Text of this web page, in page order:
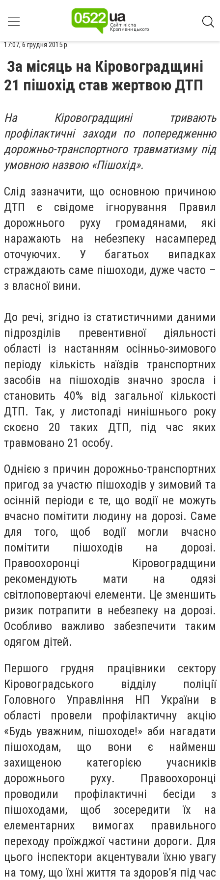
17:07, 6 грудня 2015 р.
За місяць на Кіровоградщині
21 пішохід став жертвою ДТП
На Кіровоградщині тривають
профілактичні заходи по попередженню
дорожньо-транспортного травматизму під
умовною назвою «Пішохід».
Слід зазначити, що основною причиною
ДТП є свідоме ігнорування Правил
дорожнього руху громадянами, які
наражають на небезпеку насамперед
оточуючих. У багатьох випадках
страждають саме пішоходи, дуже часто –
з власної вини.
До речі, згідно із статистичними даними
підрозділів превентивної діяльності
області із настанням осінньо-зимового
періоду кількість наїздів транспортних
засобів на пішоходів значно зросла і
становить 40% від загальної кількості
ДТП. Так, у листопаді нинішнього року
скоєно 20 таких ДТП, під час яких
травмовано 21 особу.
Однією з причин дорожньо-транспортних
пригод за участю пішоходів у зимовий та
осінній періоди є те, що водії не можуть
вчасно помітити людину на дорозі. Саме
для того, щоб водії могли вчасно
помітити пішоходів на дорозі.
Правоохоронці Кіровоградщини
рекомендують мати на одязі
світлоповертаючі елементи. Це зменшить
ризик потрапити в небезпеку на дорозі.
Особливо важливо забезпечити таким
одягом дітей.
Першого грудня працівники сектору
Кіровоградського відділу поліції
Головного Управління НП України в
області провели профілактичну акцію
«Будь уважним, пішоходе!» аби нагадати
пішоходам, що вони є найменш
захищеною категорією учасників
дорожнього руху. Правоохоронці
проводили профілактичні бесіди з
пішоходами, щоб зосередити їх на
елементарних вимогах правильного
переходу проїжджої частини дороги. Для
цього інспектори акцентували їхню увагу
на тому, що їхні життя та здоров’я під час